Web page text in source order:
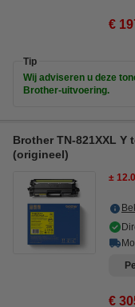
€
Tip
Wij adviseren u deze
Brother-uitvoering.
Brother TN-821XXL
(origineel)
±
€